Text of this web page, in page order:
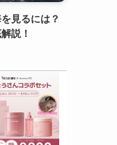
見るには？
説！